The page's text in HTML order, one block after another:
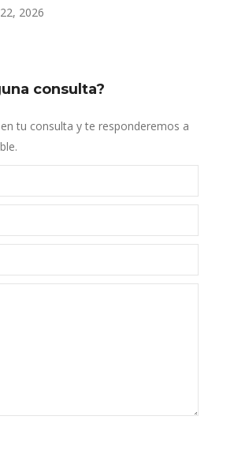
2026
consulta?
tu consulta y te responderemos a